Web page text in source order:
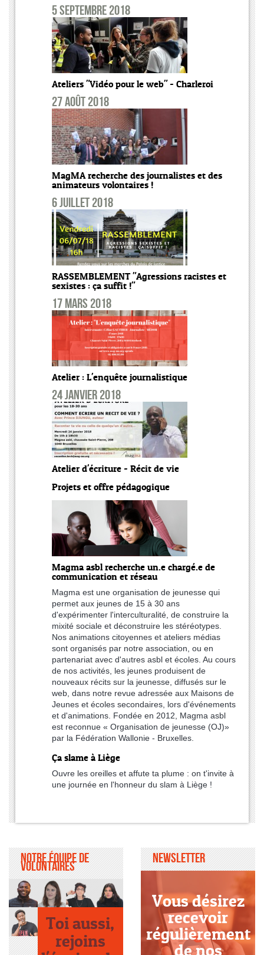
5 septembre 2018
Ateliers "Vidéo pour le web" - Charleroi
27 août 2018
MagMA recherche des journalistes et des
animateurs volontaires !
6 juillet 2018
RASSEMBLEMENT "Agressions racistes et
sexistes : ça suffit !"
17 mars 2018
Atelier : L'enquête journalistique
24 janvier 2018
Atelier d'écriture - Récit de vie
Projets et offre pédagogique
Magma asbl recherche un.e chargé.e de
communication et réseau
Magma est une organisation de jeunesse qui
permet aux jeunes de 15 à 30 ans
d'expérimenter l'interculturalité, de construire la
mixité sociale et déconstruire les stéréotypes.
Nos animations citoyennes et ateliers médias
sont organisés par notre association, ou en
partenariat avec d'autres asbl et écoles. Au cours
de nos activités, les jeunes produisent de
nouveaux récits sur la jeunesse, diffusés sur le
web, dans notre revue adressée aux Maisons de
Jeunes et écoles secondaires, lors d'événements
et d'animations. Fondée en 2012, Magma asbl
est reconnue « Organisation de jeunesse (OJ)»
par la Fédération Wallonie - Bruxelles.
Ça slame à Liège
Ouvre les oreilles et affute ta plume : on t'invite à
une journée en l'honneur du slam à Liège !
Notre équipe de
volontaires
Toi aussi,
rejoins
Newsletter
Vous désirez
recevoir
régulièrement
de nos